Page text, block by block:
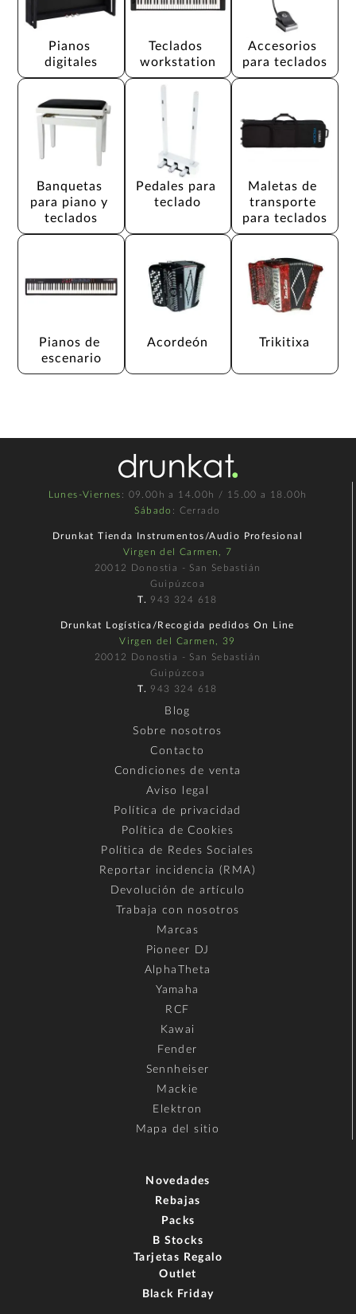
Pianos
digitales
Teclados
workstation
Accesorios
para teclados
Banquetas
para piano y
teclados
Pedales para
teclado
Maletas de
transporte
para teclados
Pianos de
escenario
Acordeón Trikitixa
Lunes-Viernes : 09.00h a 14.00h / 15.00 a 18.00h
Sábado : Cerrado
Drunkat Tienda Instrumentos/Audio Profesional
Virgen del Carmen, 7
20012 Donostia - San Sebastián
Guipúzcoa
T. 943 324 618
Drunkat Logística/Recogida pedidos On Line
Virgen del Carmen, 39
20012 Donostia - San Sebastián
Guipúzcoa
T. 943 324 618
Blog
Sobre nosotros
Contacto
Condiciones de venta
Aviso legal
Política de privacidad
Política de Cookies
Política de Redes Sociales
Reportar incidencia (RMA)
Devolución de artículo
Trabaja con nosotros
Marcas
Pioneer DJ
AlphaTheta
Yamaha
RCF
Kawai
Fender
Sennheiser
Mackie
Elektron
Mapa del sitio
Novedades
Rebajas
Packs
B Stocks
Tarjetas Regalo
Outlet
Black Friday